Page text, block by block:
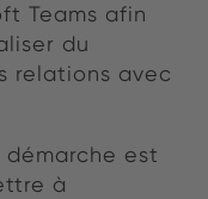
Teams afin
du
relations avec
est
à